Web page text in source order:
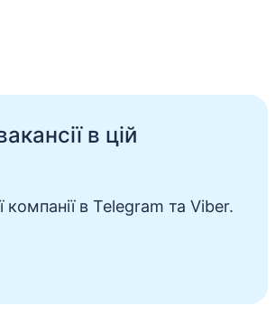
в цій
компанії в Telegram та Viber.